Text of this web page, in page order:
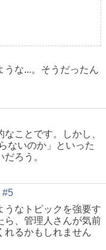
うな...。そうだったん
ことです。しかし、
ないのか」といった
ろう。
#5
うなトピックを強要す
ら、管理人さんが気前
れるかもしれません